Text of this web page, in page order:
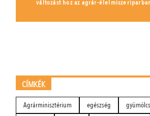
változást hoz az agrár-
CÍMKÉK
Agrárminisztérium egészség gyümölcs